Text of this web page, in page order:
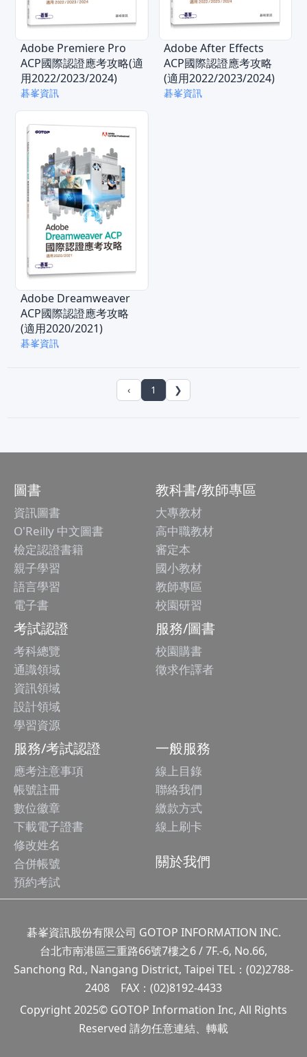
Adobe Premiere Pro
ACP國際認證應考攻略(適
用2022/2023/2024)
碁峯資訊
Adobe After Effects
ACP國際認證應考攻略
(適用2022/2023/2024)
碁峯資訊
Adobe Dreamweaver
ACP國際認證應考攻略
(適用2020/2021)
碁峯資訊
‹ 1 ❯
圖書
資訊圖書
O'Reilly 中文圖書
檢定認證書籍
親子學習
語言學習
電子書
教科書/教師專區
大專教材
高中職教材
審定本
國小教材
教師專區
校園研習
考試認證
考科總覽
通識領域
資訊領域
設計領域
學習資源
服務/圖書
校園購書
徵求作譯者
服務/考試認證
應考注意事項
帳號註冊
數位徽章
下載電子證書
修改姓名
合併帳號
預約考試
一般服務
線上目錄
聯絡我們
繳款方式
線上刷卡
關於我們
碁峯資訊股份有限公司 GOTOP INFORMATION INC.
台北市南港區三重路66號7樓之6 / 7F.-6, No.66,
Sanchong Rd., Nangang District, Taipei TEL：(02)2788-
2408 FAX：(02)8192-4433
Copyright 2025© GOTOP Information Inc, All Rights
Reserved 請勿任意連結、轉載